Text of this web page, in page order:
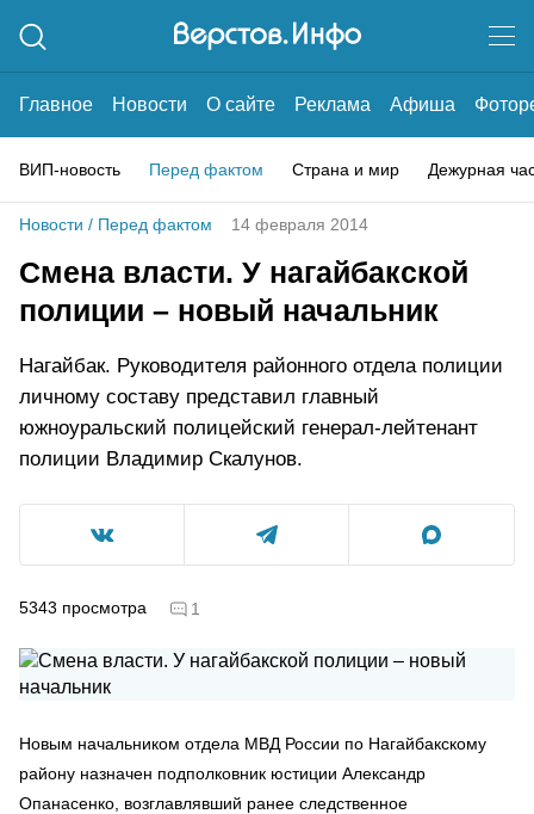
Главное Новости О сайте Реклама Афиша
ВИП-новость Перед фактом Страна и мир Дежурная
Новости / Перед фактом 14 февраля 2014
Смена власти. У нагайбакской
полиции – новый начальник
Нагайбак. Руководителя районного отдела полиции
личному составу представил главный
южноуральский полицейский генерал-лейтенант
полиции Владимир Скалунов.
5343 просмотра 1
Новым начальником отдела МВД России по Нагайбакскому
району назначен подполковник юстиции Александр
Опанасенко, возглавлявший ранее следственное